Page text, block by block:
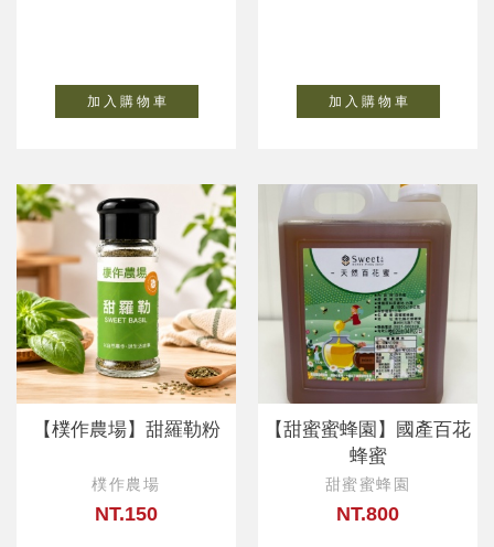
加 入 購 物 車 加 入 購 物 車
【樸作農場】甜羅勒粉
樸作農場
NT.150
【甜蜜蜜蜂園】國產百花
蜂蜜
甜蜜蜜蜂園
NT.800